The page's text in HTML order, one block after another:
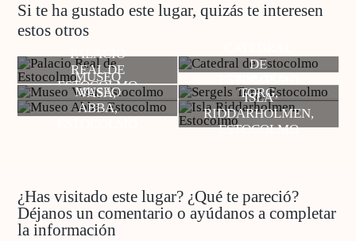
Si te ha gustado este lugar, quizás te interesen
estos otros
PALACIO
REAL DE
ESTOCOLMO
DE
MUSEO
VASA,
ESTOCOLMO
SERGELS
TORG,
ESTOCOLMO
MUSEO
ABBA,
ISLA
RIDDARHOLMEN,
ESTOCOLMO
¿Has visitado este lugar? ¿Qué te pareció?
Déjanos un comentario o ayúdanos a completar
la información